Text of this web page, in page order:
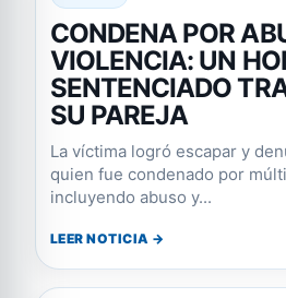
CONDENA POR
VIOLENCIA: UN
SENTENCIADO
SU PAREJA
La víctima logró escapar y
quien fue condenado por
incluyendo abuso y...
LEER NOTICIA →